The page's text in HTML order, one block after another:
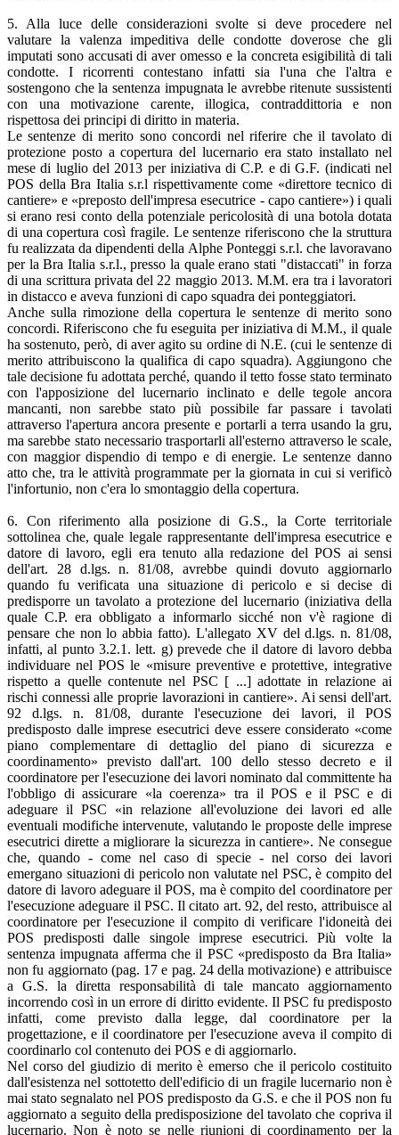
5. Alla luce delle considerazioni svolte si deve procedere nel
valutare la valenza impeditiva delle condotte doverose che gli
imputati sono accusati di aver omesso e la concreta esigibilità di tali
condotte. I ricorrenti contestano infatti sia l'una che l'altra e
sostengono che la sentenza impugnata le avrebbe ritenute sussistenti
con una motivazione carente, illogica, contraddittoria e non
rispettosa dei principi di diritto in materia.
Le sentenze di merito sono concordi nel riferire che il tavolato di
protezione posto a copertura del lucernario era stato installato nel
mese di luglio del 2013 per iniziativa di C.P. e di G.F. (indicati nel
POS della Bra Italia s.r.l rispettivamente come «direttore tecnico di
cantiere» e «preposto dell'impresa esecutrice - capo cantiere») i quali
si erano resi conto della potenziale pericolosità di una botola dotata
di una copertura così fragile. Le sentenze riferiscono che la struttura
fu realizzata da dipendenti della Alphe Ponteggi s.r.l. che lavoravano
per la Bra Italia s.r.l., presso la quale erano stati "distaccati" in forza
di una scrittura privata del 22 maggio 2013. M.M. era tra i lavoratori
in distacco e aveva funzioni di capo squadra dei ponteggiatori.
Anche sulla rimozione della copertura le sentenze di merito sono
concordi. Riferiscono che fu eseguita per iniziativa di M.M., il quale
ha sostenuto, però, di aver agito su ordine di N.E. (cui le sentenze di
merito attribuiscono la qualifica di capo squadra). Aggiungono che
tale decisione fu adottata perché, quando il tetto fosse stato terminato
con l'apposizione del lucernario inclinato e delle tegole ancora
mancanti, non sarebbe stato più possibile far passare i tavolati
attraverso l'apertura ancora presente e portarli a terra usando la gru,
ma sarebbe stato necessario trasportarli all'esterno attraverso le scale,
con maggior dispendio di tempo e di energie. Le sentenze danno
atto che, tra le attività programmate per la giornata in cui si verificò
l'infortunio, non c'era lo smontaggio della copertura.
6. Con riferimento alla posizione di G.S., la Corte territoriale
sottolinea che, quale legale rappresentante dell'impresa esecutrice e
datore di lavoro, egli era tenuto alla redazione del POS ai sensi
dell'art. 28 d.lgs. n. 81/08, avrebbe quindi dovuto aggiornarlo
quando fu verificata una situazione di pericolo e si decise di
predisporre un tavolato a protezione del lucernario (iniziativa della
quale C.P. era obbligato a informarlo sicché non v'è ragione di
pensare che non lo abbia fatto). L'allegato XV del d.lgs. n. 81/08,
infatti, al punto 3.2.1. lett. g) prevede che il datore di lavoro debba
individuare nel POS le «misure preventive e protettive, integrative
rispetto a quelle contenute nel PSC [ ...] adottate in relazione ai
rischi connessi alle proprie lavorazioni in cantiere». Ai sensi dell'art.
92 d.lgs. n. 81/08, durante l'esecuzione dei lavori, il POS
predisposto dalle imprese esecutrici deve essere considerato «come
piano complementare di dettaglio del piano di sicurezza e
coordinamento» previsto dall'art. 100 dello stesso decreto e il
coordinatore per l'esecuzione dei lavori nominato dal committente ha
l'obbligo di assicurare «la coerenza» tra il POS e il PSC e di
adeguare il PSC «in relazione all'evoluzione dei lavori ed alle
eventuali modifiche intervenute, valutando le proposte delle imprese
esecutrici dirette a migliorare la sicurezza in cantiere». Ne consegue
che, quando - come nel caso di specie - nel corso dei lavori
emergano situazioni di pericolo non valutate nel PSC, è compito del
datore di lavoro adeguare il POS, ma è compito del coordinatore per
l'esecuzione adeguare il PSC. Il citato art. 92, del resto, attribuisce al
coordinatore per l'esecuzione il compito di verificare l'idoneità dei
POS predisposti dalle singole imprese esecutrici. Più volte la
sentenza impugnata afferma che il PSC «predisposto da Bra Italia»
non fu aggiornato (pag. 17 e pag. 24 della motivazione) e attribuisce
a G.S. la diretta responsabilità di tale mancato aggiornamento
incorrendo così in un errore di diritto evidente. Il PSC fu predisposto
infatti, come previsto dalla legge, dal coordinatore per la
progettazione, e il coordinatore per l'esecuzione aveva il compito di
coordinarlo col contenuto dei POS e di aggiornarlo.
Nel corso del giudizio di merito è emerso che il pericolo costituito
dall'esistenza nel sottotetto dell'edificio di un fragile lucernario non è
mai stato segnalato nel POS predisposto da G.S. e che il POS non fu
aggiornato a seguito della predisposizione del tavolato che copriva il
lucernario. Non è noto se nelle riunioni di coordinamento per la